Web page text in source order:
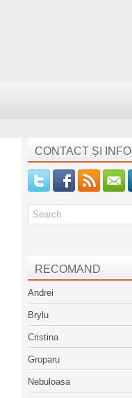
CONTACT ȘI INFO
RECOMAND
Andrei
Brylu
Cristina
Groparu
Nebuloasa